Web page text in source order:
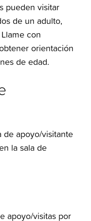
pueden visitar
de un adulto,
con
orientación
de edad.
de apoyo/visitante
la sala de
apoyo/visitas por